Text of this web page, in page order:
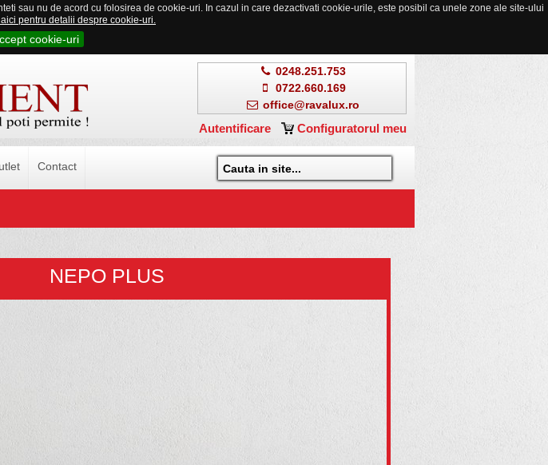
sau nu de acord cu folosirea de cookie-uri. In cazul in care dezactivati cookie-urile, este posibil ca unele zone ale site-ului
pentru detalii despre cookie-uri.
cookie-uri
0248.251.753
0722.660.169
office@ravalux.ro
Autentificare Configuratorul meu
Contact
NEPO PLUS